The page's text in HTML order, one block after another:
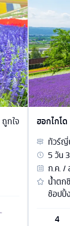
ถูกใจ
ฮอกไกโด
ทัวร์ญี่
5วัน3
ก.ค. /
น้ำตก
ช้อปปิ้
4